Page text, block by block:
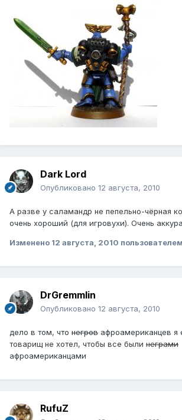
Dark Lord
Опубликовано 12 августа, 2010
А разве у саламандр не пепельно-чёрная
очень хороший (для игровухи). Очень
Изменено 12 августа, 2010
DrGremmlin
Опубликовано 12 августа, 2010
дело в том, что негров афроамериканцев
товарищ не хотел, чтобы все были неграми
афроамериканцами
RufuZ